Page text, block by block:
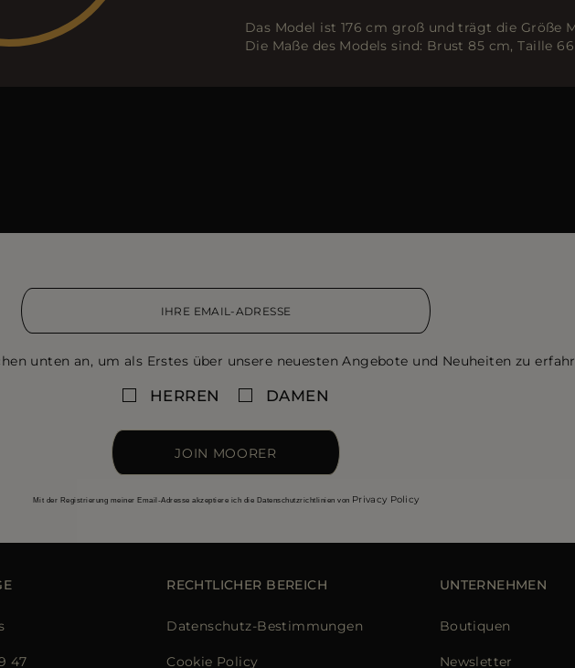
Das Model ist 176 cm groß und trägt die Größe
Die Maße des Models sind: Brust 85 cm, Taille
unten an, um als Erstes über unsere neuesten Angebote und Neuheiten zu
HERREN DAMEN
JOIN MOORER
Mit der Registrierung meiner Email-Adresse akzeptiere ich die Datenschutzrichtlinien von Privacy Policy
47
RECHTLICHER BEREICH
Datenschutz-Bestimmungen
Cookie Policy
UNTERNEHMEN
Boutiquen
Newsletter